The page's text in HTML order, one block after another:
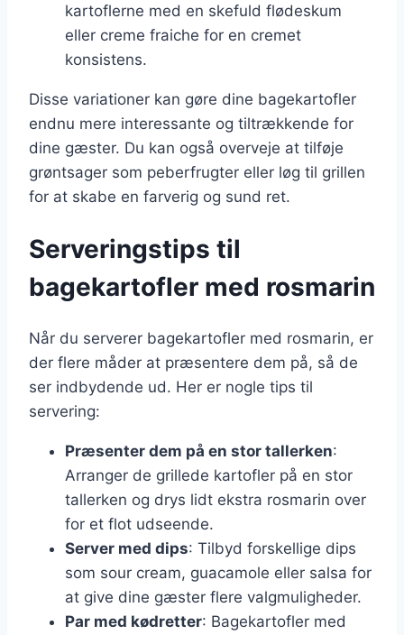
kartoflerne med en skefuld flødeskum
eller creme fraiche for en cremet
konsistens.
Disse variationer kan gøre dine bagekartofler
endnu mere interessante og tiltrækkende for
dine gæster. Du kan også overveje at tilføje
grøntsager som peberfrugter eller løg til grillen
for at skabe en farverig og sund ret.
Serveringstips til
bagekartofler med rosmarin
Når du serverer bagekartofler med rosmarin, er
der flere måder at præsentere dem på, så de
ser indbydende ud. Her er nogle tips til
servering:
Præsenter dem på en stor tallerken:
Arranger de grillede kartofler på en stor
tallerken og drys lidt ekstra rosmarin over
for et flot udseende.
Server med dips: Tilbyd forskellige dips
som sour cream, guacamole eller salsa for
at give dine gæster flere valgmuligheder.
Par med kødretter: Bagekartofler med